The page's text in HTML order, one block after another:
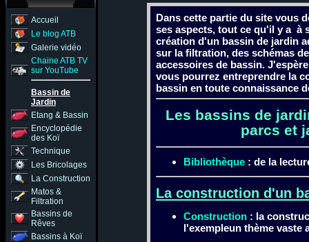
Accueil
Le blog ATB
Galerie vidéo
Chaine ATB TV
sur YouTube
Bassin de
Jardin
Etang & Bassin
Encyclopédie
des Koï
Technique
Les Bricolages
La Construction
Matos &
Filtration
Bassins de
Rêves
Bassins à Koï
Dans cette partie du site vous
ses aspects, tout ce qu'il y a à
création d'un bassin de jardin
sur la filtration, des schémas
accessoires de bassin.
vous pourrez entreprendre la
bassin en toute connaissance
Les bassins de
parcs et
Bibliothèque : de la
La construction d'un
Construction : la
l'exempleun thème vaste